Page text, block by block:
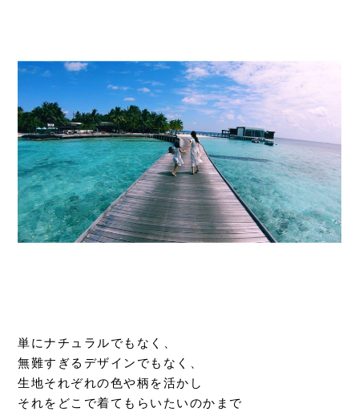
単にナチュラルでもなく、
無難すぎるデザインでもなく、
生地それぞれの色や柄を活かし
それをどこで着てもらいたいのかまで